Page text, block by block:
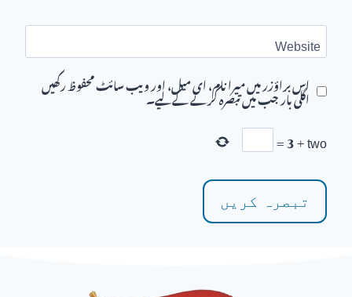
Website
اس براؤزر میں میرا نام، ای میل، اور ویب سائٹ محفوظ رکھیں
اگلی بار جب میں تبصرہ کرنے کےلیے۔
two
+
3
=